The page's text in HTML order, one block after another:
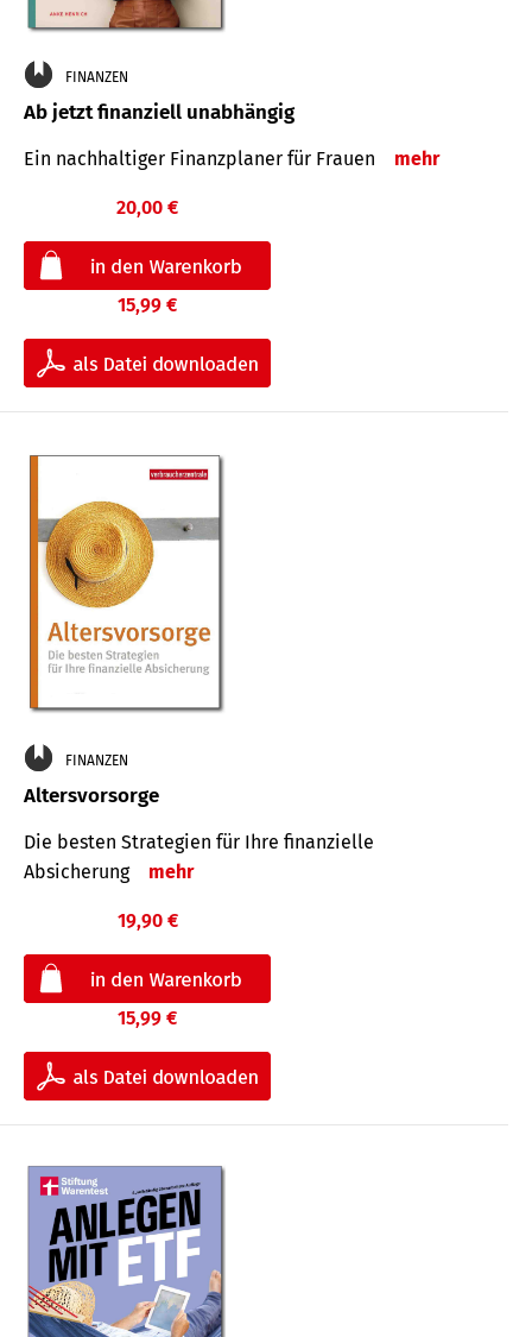
FINANZEN
Ab jetzt finanziell unabhängig
Ein nachhaltiger Finanzplaner für Frauen mehr
20,00 €
15,99 €
FINANZEN
Altersvorsorge
Die besten Strategien für Ihre finanzielle
Absicherung
mehr
19,90 €
15,99 €